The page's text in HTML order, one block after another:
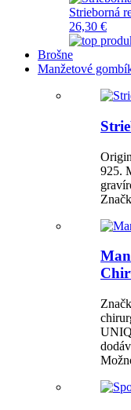
Strieborná
26,30 €
Brošne
Manžetové
925.